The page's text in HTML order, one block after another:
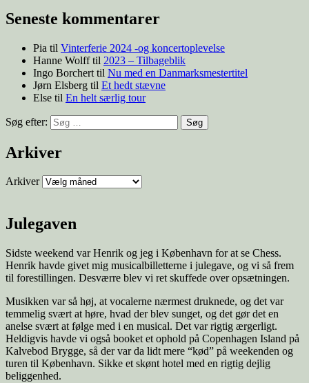
Seneste kommentarer
Pia til Vinterferie 2024 -og koncertoplevelse
Hanne Wolfftil 2023 – Tilbageblik
Ingo Borchert til Nu med en Danmarksmestertitel
Jørn Elsberg til Et hedt stævne
Else til En helt særlig tour
Søg efter:
Arkiver
Arkiver
Julegaven
Sidste weekend var Henrik og jeg i København for at se Chess.
Henrik havde givet mig musicalbilletterne i julegave, og vi så frem
til forestillingen. Desværre blev vi ret skuffede over opsætningen.
Musikken var så høj, at vocalerne nærmest druknede, og det var
temmelig svært at høre, hvad der blev sunget, og det gør det en
anelse svært at følge med i en musical. Det var rigtig ærgerligt.
Heldigvis havde vi også booket et ophold på Copenhagen Island på
Kalvebod Brygge, så der var da lidt mere “kød” på weekenden og
turen til København. Sikke et skønt hotel med en rigtig dejlig
beliggenhed.